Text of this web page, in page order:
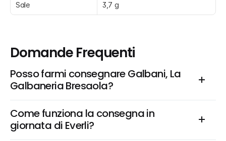
Sale 3,7 g
Domande Frequenti
Posso farmi consegnare Galbani, La
Galbaneria Bresaola?
Come funziona la consegna in
giornata di Everli?